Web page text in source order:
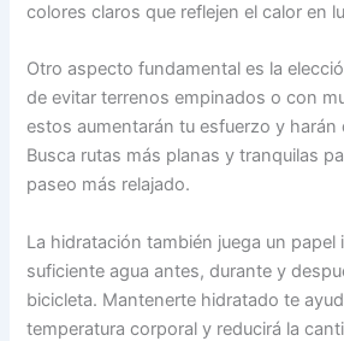
colores claros que reflejen el calor en
Otro aspecto fundamental es la
de evitar terrenos empinados o con
estos aumentarán tu esfuerzo y harán
Busca rutas más planas y tranquilas
paseo más relajado.
La hidratación también juega un papel
suficiente agua antes, durante y
bicicleta. Mantenerte hidratado te
temperatura corporal y reducirá la